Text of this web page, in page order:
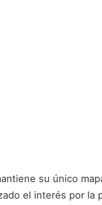
su único
el interés por la